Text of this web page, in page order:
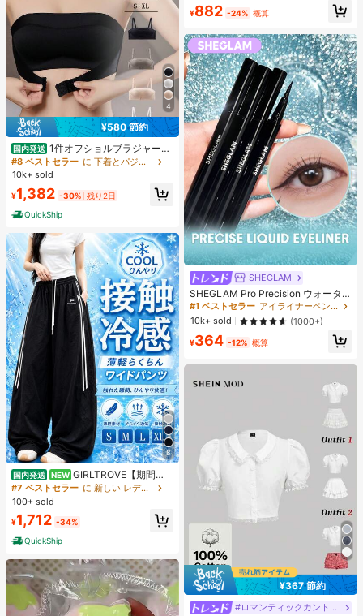
4
¥580 節約
国内発送 1件オフショルブラジャー、
小胸用アップチューブトップ、 オフ
ショルインナー 、脇高 谷間メイク下
ャー
#8 ベストセラー
に 下着とパジャマ
10k+ sold
¥1,382 -30% 残り2日
QuickShip
8
国内発送 NEW GIRLTROVE【期間限
定＆国内即発送】2026春・夏・秋新
作刺繍入りの軽量でふんわりとした
ワイドパンツ、女性向けハイウエス
ト。夏のビーチバケーションにぴっ
たり
#7 ベストセラー
に 新しい レディースパンツ
100+ sold
¥1,712 -34%
QuickShip
#1 ベストセラー
売り切れ間近！
¥882 -24% 概算
SHEGLAM
SHEGLAM Pro Precision ウォータ
ープルーフリキッドアイライナー-Bl
ack 女性と女の子のためのブランド
ビューティーコスメメイクアップ
#1 ベストセラー
アイライナーペンシル アイライナー
10k+ sold
(1000+)
¥364 -12% 概算
¥367 節約
#ロマンティックカントリー